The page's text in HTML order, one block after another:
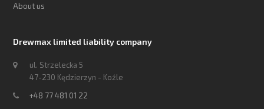
About us
Drewmax limited liability company
ul. Strzelecka 5
47-230 Kędzierzyn - Koźle
+48 77 481 01 22